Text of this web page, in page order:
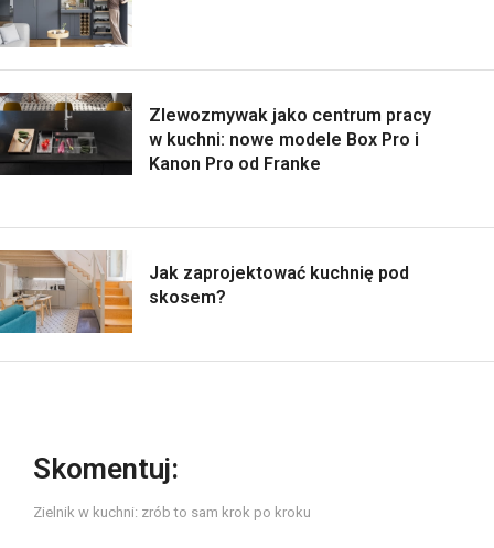
Zlewozmywak jako centrum pracy
w kuchni: nowe modele Box Pro i
Kanon Pro od Franke
Jak zaprojektować kuchnię pod
skosem?
Skomentuj:
Zielnik w kuchni: zrób to sam krok po kroku